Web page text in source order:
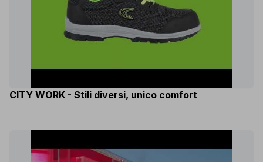
CITY WORK - Stili diversi, unico comfort